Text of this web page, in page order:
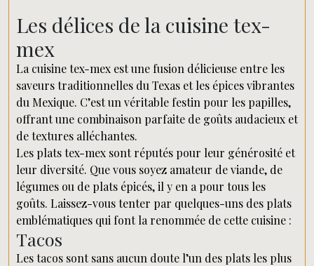
Les délices de la cuisine tex-
mex
La cuisine tex-mex est une fusion délicieuse entre les
saveurs traditionnelles du Texas et les épices vibrantes
du Mexique. C’est un véritable festin pour les papilles,
offrant une combinaison parfaite de goûts audacieux et
de textures alléchantes.
Les plats tex-mex sont réputés pour leur générosité et
leur diversité. Que vous soyez amateur de viande, de
légumes ou de plats épicés, il y en a pour tous les
goûts. Laissez-vous tenter par quelques-uns des plats
emblématiques qui font la renommée de cette cuisine :
Tacos
Les tacos sont sans aucun doute l’un des plats les plus